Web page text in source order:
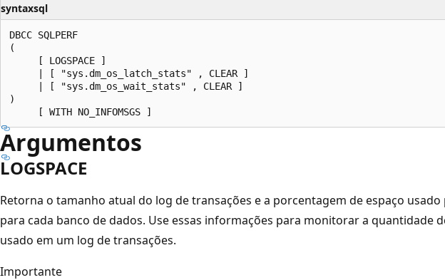
syntaxsql
DBCC SQLPERF
(
     [ LOGSPACE ]
     | [ "sys.dm_os_latch_stats" , CLEAR ]
     | [ "sys.dm_os_wait_stats" , CLEAR ]
)
Argumentos
LOGSPACE
Retorna o tamanho atual do log de transações e a porcentagem de espaço usado
para cada banco de dados. Use essas informações para monitorar a quantidade
usado em um log de transações.
Importante